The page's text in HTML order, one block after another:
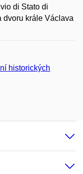
di Stato di
dvoru krále Václava
historických